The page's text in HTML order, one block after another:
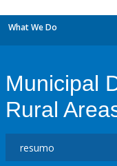
What We Do
Municipal
Rural